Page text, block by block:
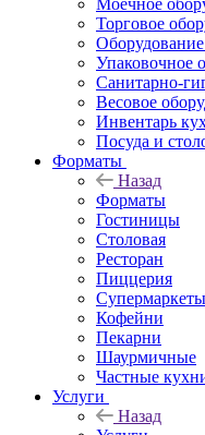
Моечное
Торговое
Упаковочное
Санитарно-
Весовое
Инвентарь
Посуда и
Форматы
Назад
Форматы
Гостиницы
Столовая
Ресторан
Пиццерия
Кофейни
Пекарни
Шаурмичные
Частные
Услуги
Назад